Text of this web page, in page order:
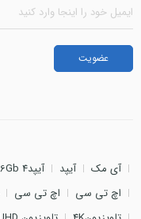
آی مک آیپد آیپد4 16Gb
اچ تی سی
اچ تی سی